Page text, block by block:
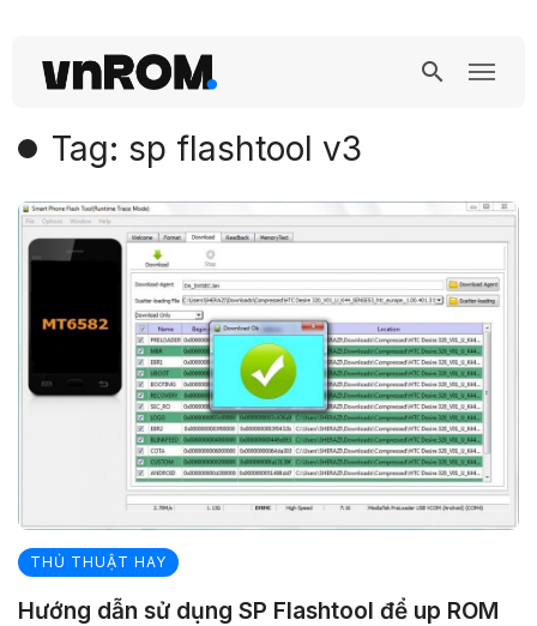
Tag: sp flashtool v3
THỦ THUẬT HAY
Hướng dẫn sử dụng SP Flashtool để up ROM